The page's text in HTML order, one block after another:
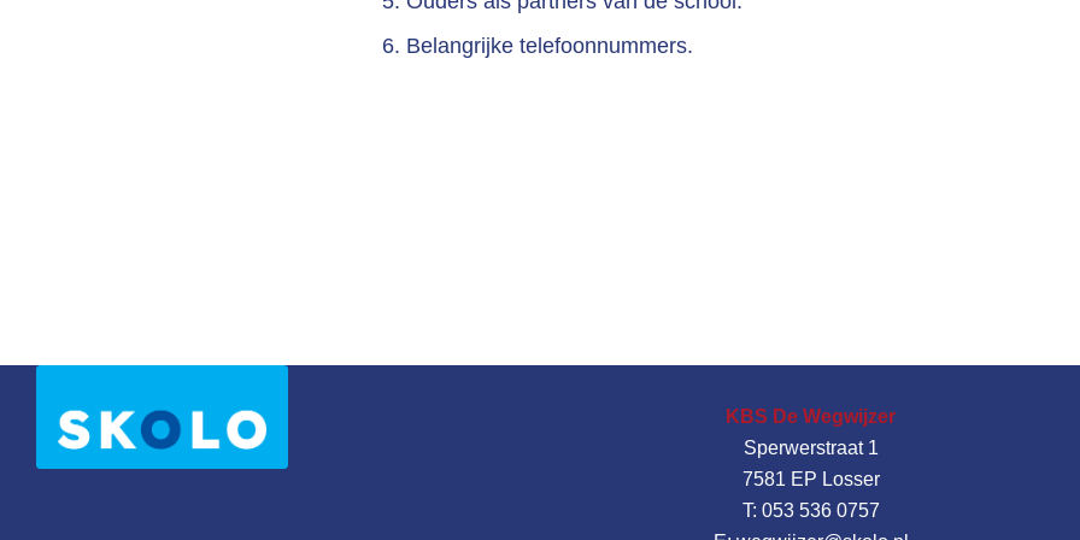
Belangrijke telefoonnummers.
KBS De Wegwijzer
Sperwerstraat 1
7581 EP Losser
T: 053 536 0757